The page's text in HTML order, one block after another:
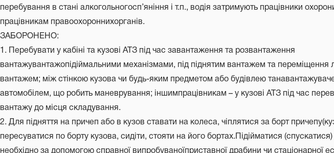
перебування в стані алкогольногосп’яніння і т.п., водія затримують працівники
працівникам правоохороннихорганів.
ЗАБОРОНЕНО:
1. Перебувати у кабіні та кузові АТЗ під час завантаження та розвантаження
вантажувантажопідіймальними механізмами, під піднятим вантажем та переміщення
вантажем; між стінкою кузова чи будь-яким предметом або будівлею
автомобілем, що робить маневрування; іншимпрацівникам – у кузові АТЗ під час
вантажу до місця складування.
2. Для підняття на причеп або в кузов ставати на колеса, чіплятися за борт
пересуватися по борту кузова, сидіти, стояти на його бортах.Підійматися (спускатися)
необхідно за допомогою справної випробуваноїприставної драбини чи стаціонарної